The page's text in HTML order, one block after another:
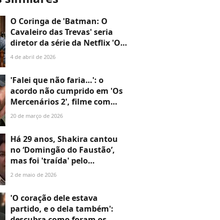
O Coringa de 'Batman: O
Cavaleiro das Trevas' seria
diretor da série da Netflix 'O
Gambito da Rainha'? Projeto
morreu aos 28 anos,
'apaixonado'; entenda!
4 de abril de 2026
'Falei que não faria…': o
acordo não cumprido em 'Os
Mercenários 2', filme com
Sylvester Stallone, que teria
deixado Chuck Norris
bastante irritado
20 de março de 2026
Há 29 anos, Shakira cantou
no ‘Domingão do Faustão’,
mas foi 'traída' pelo
microfone e o apresentador
perguntar sobre a família
2 de maio de 2026
'O coração dele estava
partido, e o dela também':